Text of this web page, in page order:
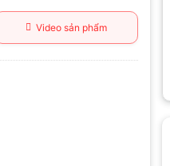
Video sản phẩm